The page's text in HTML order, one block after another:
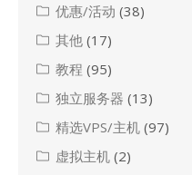
优惠/活动 (38)
其他 (17)
教程 (95)
独立服务器 (13)
精选VPS/主机 (97)
虚拟主机 (2)